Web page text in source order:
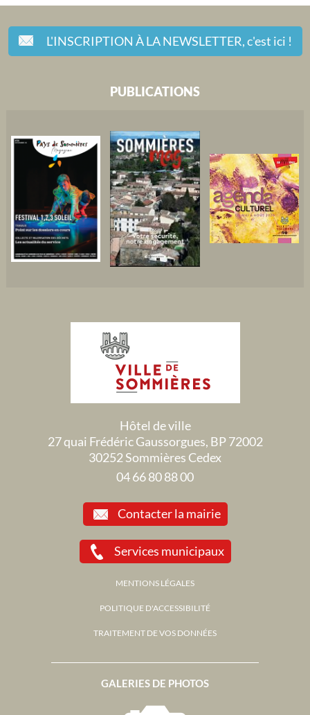
L'INSCRIPTION À LA NEWSLETTER,c'est ici !
GALERIES DE PHOTOS
PUBLICATIONS
Hôtel de ville
27 quai Frédéric Gaussorgues, BP 72002
30252 Sommières Cedex
04 66 80 88 00
Contacter la mairie
Services municipaux
MENTIONS LÉGALES
POLITIQUE D'ACCESSIBILITÉ
TRAITEMENT DE VOS DONNÉES